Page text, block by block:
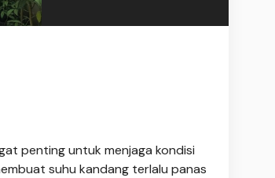
penting untuk menjaga kondisi
suhu kandang terlalu panas